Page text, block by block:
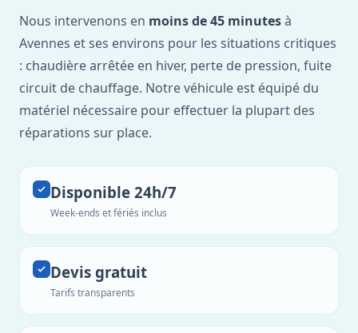
Nous intervenons en moins de 45 minutesà
Avennes et ses environs pour les situations critiques
: chaudière arrêtée en hiver, perte de pression, fuite
circuit de chauffage. Notre véhicule est équipé du
matériel nécessaire pour effectuer la plupart des
réparations sur place.
Disponible 24h/7
Week-ends et fériés inclus
Devis gratuit
Tarifs transparents